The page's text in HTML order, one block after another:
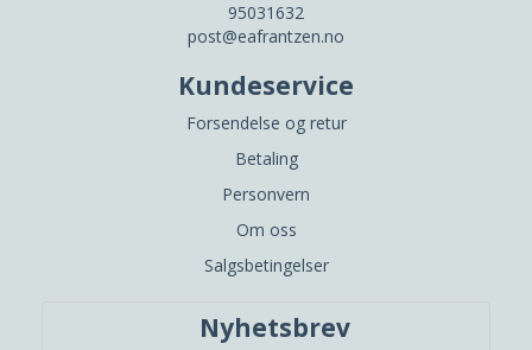
95031632
post@eafrantzen.no
Kundeservice
Forsendelse og retur
Betaling
Personvern
Om oss
Salgsbetingelser
Nyhetsbrev